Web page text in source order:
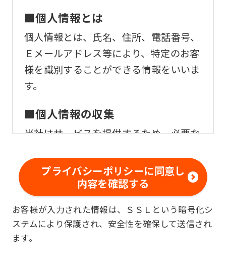
■個人情報とは
個人情報とは、氏名、住所、電話番号、
Ｅメールアドレス等により、特定のお客
様を識別することができる情報をいいま
す。
■個人情報の収集
当社はサービスを提供するため、必要な
客様の個人情報を収集いたします。
■個人情報の利用
お客様からお預かりした個人情報は、以
下の目的で使用させて頂きます。また、
違法または不当な行為を助長し、または
プライバシーポリシーに同意し
内容を確認する
お客様が入力された情報は、ＳＳＬという暗号化シ
ステムにより保護され、安全性を確保して送信され
ます。